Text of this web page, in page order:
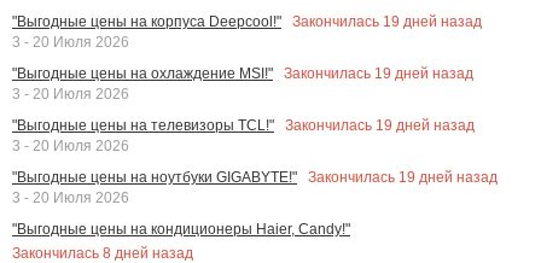
"Выгодные цены на корпуса Deepcool!"
Закончилась 19 дней назад
3 - 20 Июля 2026
"Выгодные цены на охлаждение MSI!"
Закончилась 19 дней назад
3 - 20 Июля 2026
"Выгодные цены на телевизоры TCL!"
Закончилась 19 дней назад
3 - 20 Июля 2026
"Выгодные цены на ноутбуки GIGABYTE!"
Закончилась 19 дней назад
3 - 20 Июля 2026
"Выгодные цены на кондиционеры Haier, Candy!"
Закончилась 8 дней назад